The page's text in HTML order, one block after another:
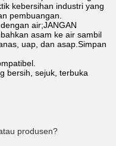
kebersihan industri yang
pembuangan.
air;JANGAN
asam ke air sambil
uap, dan asap.Simpan
bersih, sejuk, terbuka
produsen?